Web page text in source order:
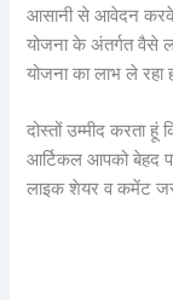
आसानी से आवेदन
योजना के अंतर्गत वैसे
योजना का लाभ ले रहा
दोस्तों उम्मीद करता
आर्टिकल आपको बेहद
लाइक शेयर व कमेंट